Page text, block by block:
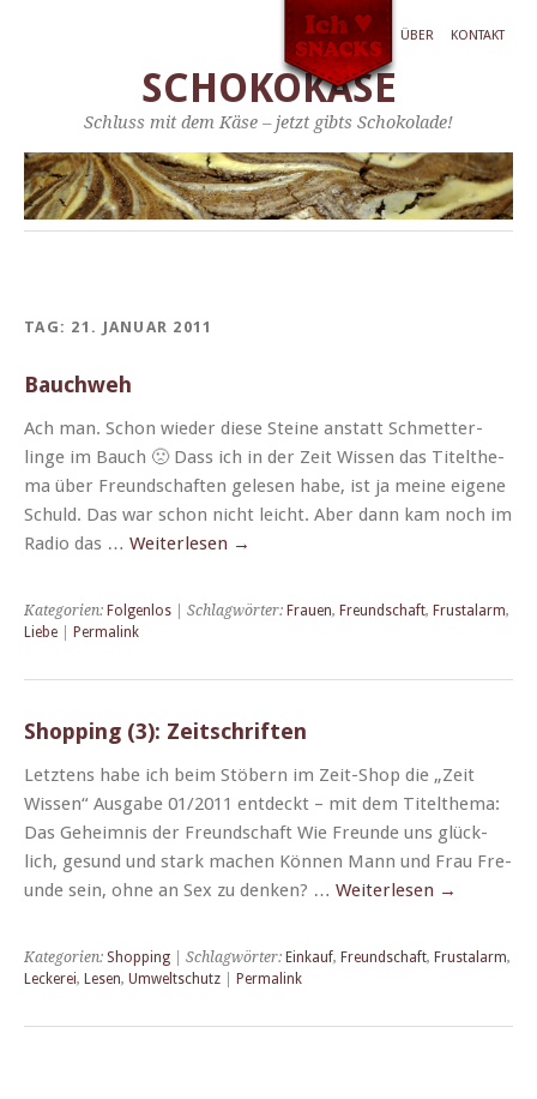
ÜBER KONTAKT
SCHOKOKÄSE
Schluss mit dem Käse – jetzt gibts Schokolade!
TAG: 21. JANUAR 2011
Bauchweh
Ach man. Schon wieder diese Steine anstatt Schmetter­
linge im Bauch 🙁 Dass ich in der Zeit Wis­sen das Titelthe­
ma über Fre­und­schaften gele­sen habe, ist ja meine eigene
Schuld. Das war schon nicht leicht. Aber dann kam noch im
Radio das … Weit­er­lesen →
Kategorien: Folgenlos | Schlagwörter: Frauen, Freundschaft, Frustalarm,
Liebe
Permalink
Shopping (3): Zeitschriften
Let­ztens habe ich beim Stöbern im Zeit-Shop die „Zeit
Wis­sen“ Aus­gabe 01/2011 ent­deckt – mit dem Titelthe­ma:
Das Geheim­nis der Fre­und­schaft Wie Fre­unde uns glück­
lich, gesund und stark machen Kön­nen Mann und Frau Fre­
unde sein, ohne an Sex zu denken? … Weit­er­lesen →
Kategorien: Shopping | Schlagwörter: Einkauf, Freundschaft, Frustalarm,
Leckerei, Lesen, Umweltschutz Permalink